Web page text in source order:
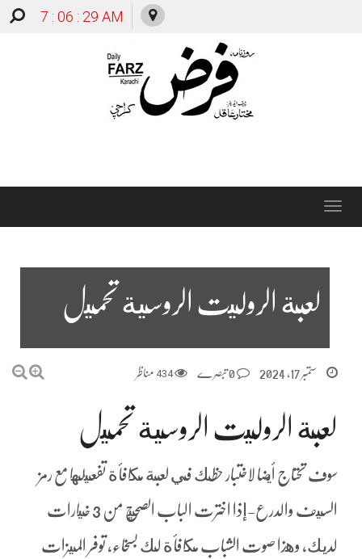
7 : 06 : 30 AM
Toggle
لعبة الروليت الروسية تحميل
ستمبر 17, 2024 434 مناظر
لعبة الروليت الروسية تحميل
سوف تحتاج أيضا لاختبار حظك في لعبة مكافأة تفعيلها مع رمز
السيف والدرع-إذا اخترت الباب الصحيح من 3 خيارات
لديك, وهذا صوت الشباب مكافأة لك بسخاء، توفر الميزات